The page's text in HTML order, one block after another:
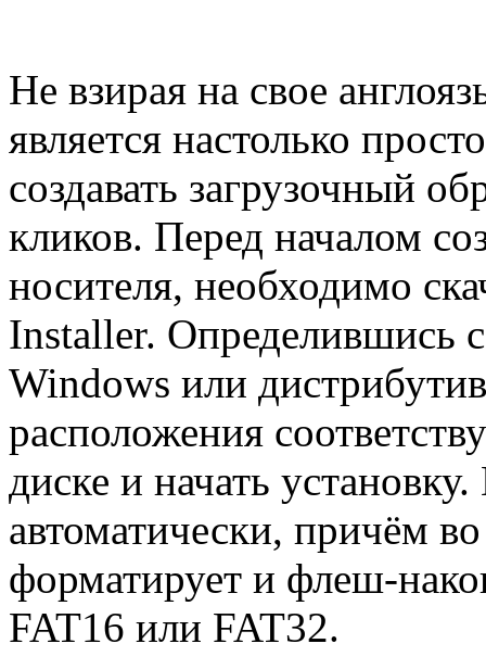
Не взирая на свое
является настолько
создавать загрузочный
кликов. Перед началом
носителя, необходимо
Installer. Определившись
Windows или
расположения
диске и начать
автоматически, причём
форматирует и флеш-
FAT16 или FAT32.